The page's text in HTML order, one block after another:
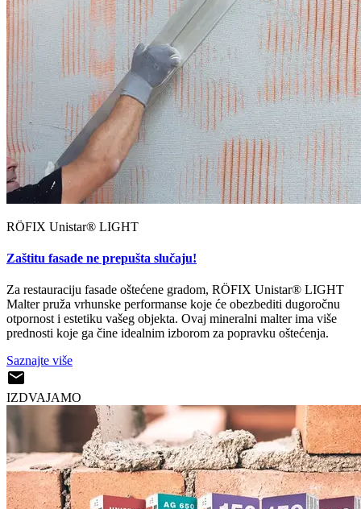
RÖFIX Unistar® LIGHT
Zaštitu fasade ne prepušta slučaju!
Za restauraciju fasade oštećene gradom, RÖFIX Unistar® LIGHT
Malter pruža vrhunske performanse koje će obezbediti dugoročnu
otpornost i estetiku vašeg objekta. Ovaj mineralni malter ima više
prednosti koje ga čine idealnim izborom za popravku oštećenja.
Saznajte više
IZDVAJAMO